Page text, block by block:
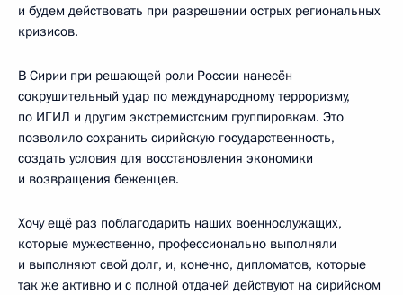
и будем действовать при разрешении острых региональных
кризисов.
В Сирии при решающей роли России нанесён
сокрушительный удар по международному терроризму,
по ИГИЛ и другим экстремистским группировкам. Это
позволило сохранить сирийскую государственность,
создать условия для восстановления экономики
и возвращения беженцев.
Хочу ещё раз поблагодарить наших военнослужащих,
которые мужественно, профессионально выполняли
и выполняют свой долг, и, конечно, дипломатов, которые
так же активно и с полной отдачей действуют на сирийском